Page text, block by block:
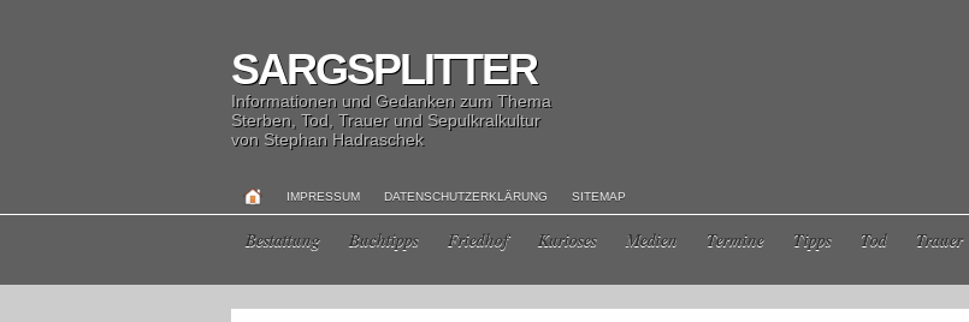
SARGSPLITTER
Informationen und Gedanken zum Thema
Sterben, Tod, Trauer und Sepulkralkultur
von Stephan Hadraschek
IMPRESSUM DATENSCHUTZERKLÄRUNG SITEMAP
Bestattung Buchtipps Friedhof Kurioses Medien Termine Tipps Tod Trauer